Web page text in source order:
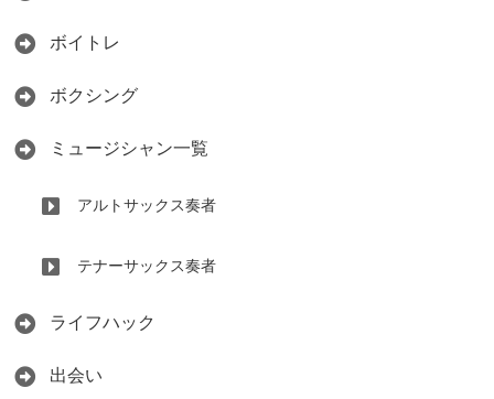
ボイトレ
ボクシング
ミュージシャン一覧
アルトサックス奏者
テナーサックス奏者
ライフハック
出会い